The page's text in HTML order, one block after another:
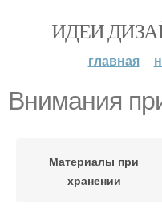
ИДЕИ
главная
Внимания
Материалы при
хранении